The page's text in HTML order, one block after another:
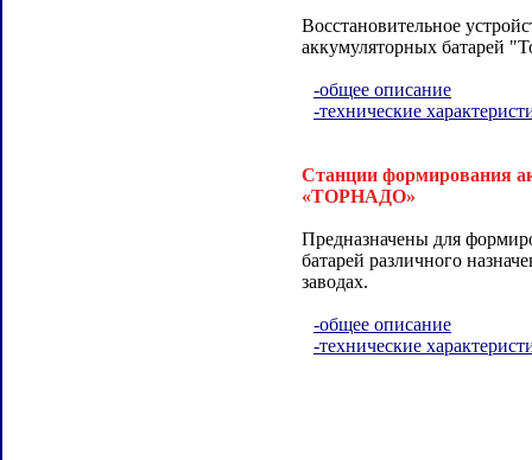
Восстановительное
аккумуляторных батарей
-общее описание
-технические
Станции формирования
«ТОРНАДО»
Предназначены для
батарей различного
заводах.
-общее описание
-технические